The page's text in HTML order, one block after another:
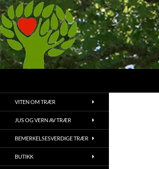
Hopp
til
innhold
trær og vegetasjon
VITEN OM TRÆR
JUS OG VERN AV TRÆR
BEMERKELSESVERDIGE TRÆR
BUTIKK